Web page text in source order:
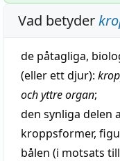
Vad betyder
de påtagliga,
(eller ett djur):
ochyttreorgan;
den synliga delen
kroppsformer,
bålen (i motsats